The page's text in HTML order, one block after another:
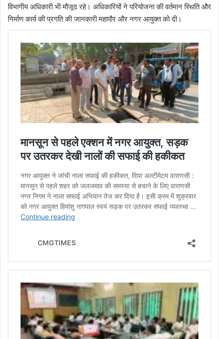
विभागीय अधिकारी भी मौजूद रहे। अधिकारियों ने परियोजना की वर्तमान स्थिति और
निर्माण कार्य की प्रगति की जानकारी महापौर और नगर आयुक्त को दी।